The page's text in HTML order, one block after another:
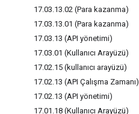
17.03.13.02 (Para kazanma)
17.03.13.01 (Para kazanma)
17.03.13 (API yönetimi)
17.03.01 (Kullanıcı Arayüzü)
17.02.15 (kullanıcı arayüzü)
17.02.13 (API Çalışma Zamanı)
17.02.13 (API yönetimi)
17.01 .18 (Kullanıcı Arayüzü)